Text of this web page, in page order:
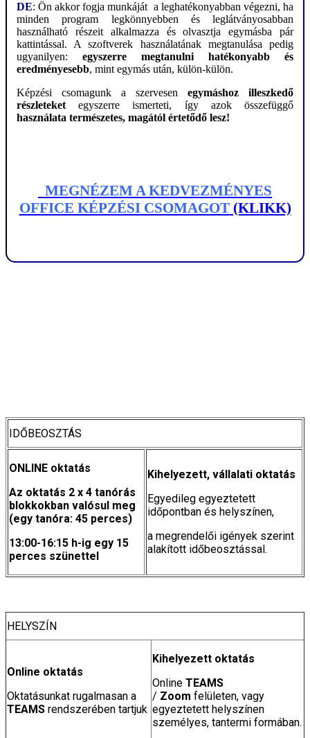
DE: Ön akkor fogja munkáját a leghatékonyabban végezni, ha
minden program legkönnyebben és leglátványosabban
használható részeit alkalmazza és olvasztja egymásba pár
kattintással. A szoftverek használatának megtanulása pedig
ugyanilyen: egyszerre megtanulni hatékonyabb és
eredményesebb, mint egymás után, külön-külön.
Képzési csomagunk a szervesen egymáshoz illeszkedő
részleteket egyszerre ismerteti, így azok összefüggő
használata természetes, magától értetődő lesz!
MEGNÉZEM A KEDVEZMÉNYES
OFFICE KÉPZÉSI CSOMAGOT(KLIKK)
IDŐBEOSZTÁS
ONLINE oktatás
Az oktatás 2 x 4 tanórás
blokkokban valósul meg
(egy tanóra: 45 perces)
13:00-16:15 h-ig egy 15
perces szünettel
Kihelyezett, vállalati oktatás
Egyedileg egyeztetett
időpontban és helyszínen,
a megrendelői igények szerint
alakított időbeosztással.
HELYSZÍN
Online oktatás
Oktatásunkat rugalmasan a
TEAMS rendszerében tartjuk
Kihelyezett oktatás
Online TEAMS
/ Zoom felületen, vagy
egyeztetett helyszínen
személyes, tantermi formában.